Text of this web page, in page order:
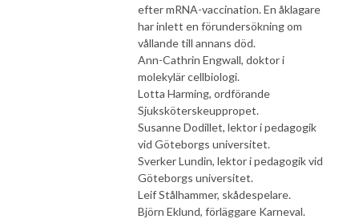
efter mRNA-vaccination. En åklagare
har inlett en förundersökning om
vållande till annans död.
Ann-Cathrin Engwall, doktor i
molekylär cellbiologi.
Lotta Harming, ordförande
Sjuksköterskeuppropet.
Susanne Dodillet, lektor i pedagogik
vid Göteborgs universitet.
Sverker Lundin, lektor i pedagogik vid
Göteborgs universitet.
Leif Stålhammer, skådespelare.
Björn Eklund, förläggare Karneval.